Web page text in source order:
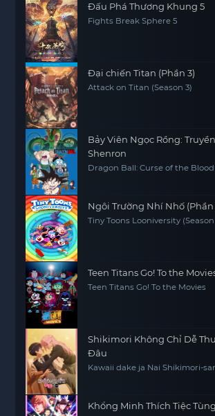
Đấu Phá Thương Khung 5
Fights Break Sphere 5
Đại chiến Titan (Phần 3)
Attack on Titan (Season 3)
Bảy Viên Ngọc Rồng:
Shenron
Dragon Ball: Curse of the
Ngôi Trường Nhí Nhố (Phần
Tiny Toons Looniversity (Season
Teen Titans Go! To the
Teen Titans Go! To the Movies
Shikimori Không Chỉ Dễ
Đâu
Kawaii dake ja Nai Shikimori-
Khổng Minh Thích Tiệc Tùng